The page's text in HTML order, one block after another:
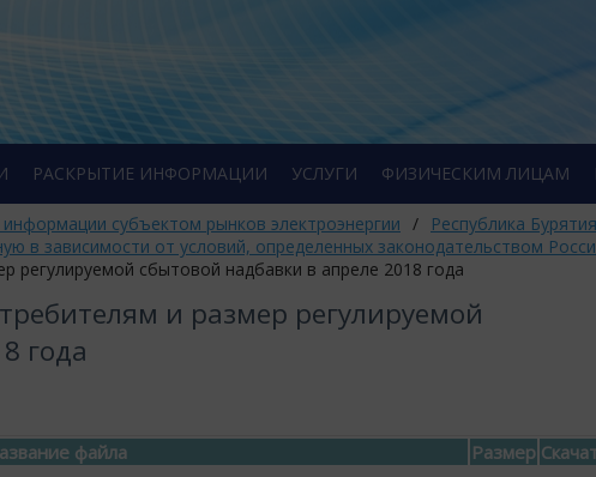
РАСКРЫТИЕ ИНФОРМАЦИИ УСЛУГИ ФИЗИЧЕСКИМ ЛИЦАМ
информации субъектом рынков электроэнергии / Республика Бурятия
в зависимости от условий, определенных законодательством
регулируемой сбытовой надбавки в апреле 2018 года
и размер регулируемой
года
файла Размер